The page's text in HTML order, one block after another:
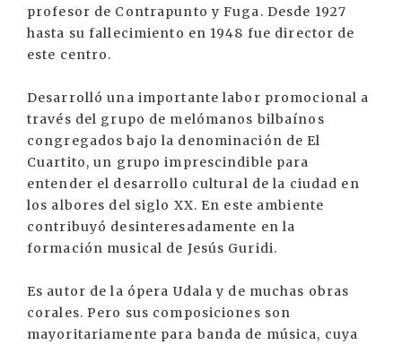
profesor de Contrapunto y Fuga. Desde 1927
hasta su fallecimiento en 1948 fue director de
este centro.
Desarrolló una importante labor promocional a
través del grupo de melómanos bilbaínos
congregados bajo la denominación de El
Cuartito, un grupo imprescindible para
entender el desarrollo cultural de la ciudad en
los albores del siglo XX. En este ambiente
contribuyó desinteresadamente en la
formación musical de Jesús Guridi.
Es autor de la ópera Udala y de muchas obras
corales. Pero sus composiciones son
mayoritariamente para banda de música, cuya